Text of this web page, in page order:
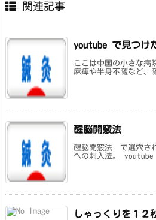
関連記事
youtube で見つけ
ここは中国の小さな病
麻痺や半身不随など
醒脳開竅法
醒脳開竅法 で選穴さ
への刺入法。
しゃっくりを１２